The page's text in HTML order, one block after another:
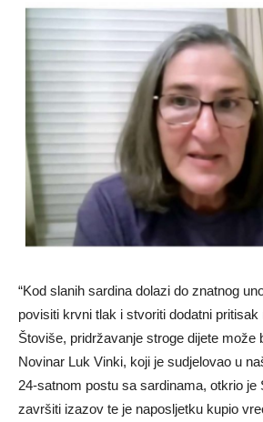
“Kod slanih sardina dolazi do znatnog
povisiti krvni tlak i stvoriti dodatni pritisak
Štoviše, pridržavanje stroge dijete može
Novinar Luk Vinki, koji je sudjelovao u
24-satnom postu sa sardinama, otkrio je
završiti izazov te je naposljetku kupio